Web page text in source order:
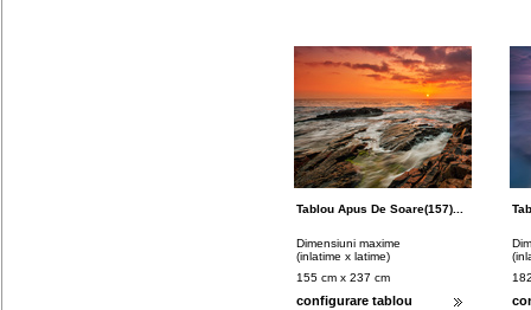
Tablou Apus De Soare(157)...
Dimensiuni maxime
(inlatime x latime)
155 cm x 237 cm
configurare tablou